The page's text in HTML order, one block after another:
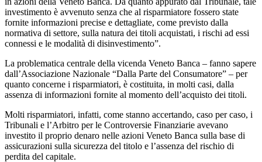
investimento è avvenuto senza che al risparmiatore fossero state
fornite informazioni precise e dettagliate, come previsto dalla
normativa di settore, sulla natura dei titoli acquistati, i rischi ad essi
connessi e le modalità di disinvestimento”.
La problematica centrale della vicenda Veneto Banca – fanno sapere
dall’Associazione Nazionale “Dalla Parte del Consumatore” – per
quanto concerne i risparmiatori, è costituita, in molti casi, dalla
assenza di informazioni fornite al momento dell’acquisto dei titoli.
Molti risparmiatori, infatti, come stanno accertando, caso per caso, i
Tribunali e l’Arbitro per le Controversie Finanziarie avevano
investito il proprio denaro nelle azioni Veneto Banca sulla base di
assicurazioni sulla sicurezza del titolo e l’assenza del rischio di
perdita del capitale.